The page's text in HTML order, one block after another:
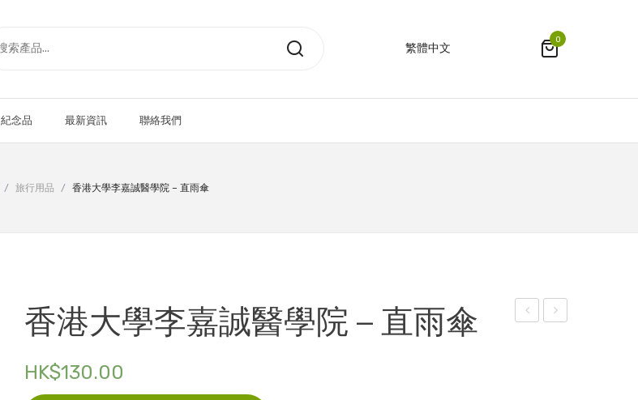
繁體中文
0
紀念品 最新資訊 聯絡我們
/ 旅行用品 / 香港大學李嘉誠醫學院 – 直雨傘
香港大學李嘉誠醫學院 – 直雨傘
HK$130.00